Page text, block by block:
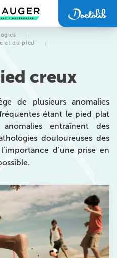
I
et du pied
I
creux
de plusieurs anomalies
étant le pied plat
entraînent des
douloureuses des
d’une prise en